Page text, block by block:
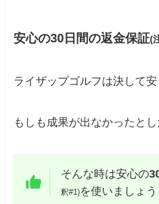
安心の30日間の返金保証(
ライザップゴルフは決して安
もしも成果が出なかったとし
そんな時は安心の
釈#1)を使いましょう